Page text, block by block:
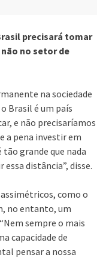
precisará tomar
no setor de
na sociedade
Brasil é um país
e não precisaríamos
a pena investir em
grande que nada
distância”, disse.
como o
no entanto, um
sempre o mais
capacidade de
pensar a nossa